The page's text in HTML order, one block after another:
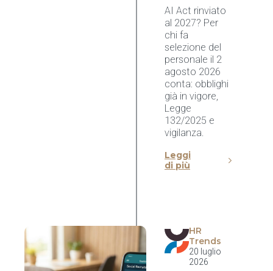
AI Act rinviato
al 2027? Per
chi fa
selezione del
personale il 2
agosto 2026
conta: obblighi
già in vigore,
Legge
132/2025 e
vigilanza.
Leggi
di più
HR
Trends
20 luglio
2026